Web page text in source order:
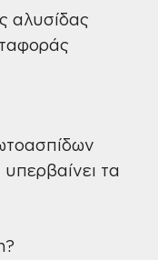
αλυσίδας
τα